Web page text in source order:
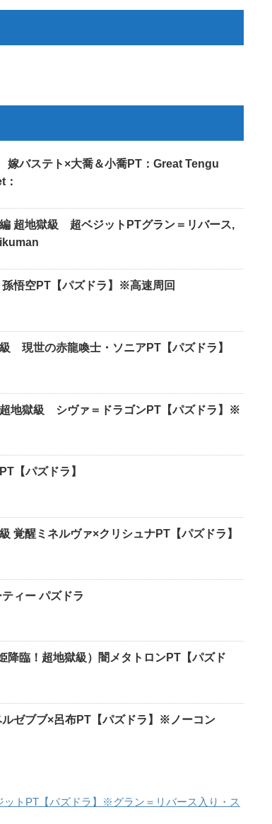
嫁バステト×大喬＆小喬PT：Great Tengu
編 超地獄級 超ベジットPTグラン＝リバース,
悟空PT【パズドラ】※高速周回
現世の赤龍喚士・ソニアPT【パズドラ】
超地獄級 シヴァ＝ドラゴンPT【パズドラ】※
【パズドラ】
覚醒ミネルヴァ×クリシュナPT【パズドラ】
ィー パズドラ
降臨！超地獄級）闇メタトロンPT【パズド
ゼブブ×呂布PT【パズドラ】※ノーコン
トPT【パズドラ】※グラン＝リバース入り・ス